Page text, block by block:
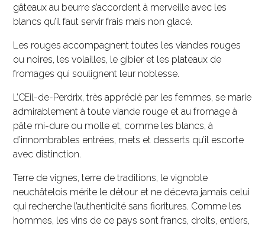
gâteaux au beurre s’accordent à merveille avec les
blancs qu’il faut servir frais mais non glacé.
Les rouges accompagnent toutes les viandes rouges
ou noires, les volailles, le gibier et les plateaux de
fromages qui soulignent leur noblesse.
L’Œil-de-Perdrix, très apprécié par les femmes, se marie
admirablement à toute viande rouge et au fromage à
pâte mi-dure ou molle et, comme les blancs, à
d’innombrables entrées, mets et desserts qu’il escorte
avec distinction.
Terre de vignes, terre de traditions, le vignoble
neuchâtelois mérite le détour et ne décevra jamais celui
qui recherche l’authenticité sans fioritures. Comme les
hommes, les vins de ce pays sont francs, droits, entiers,